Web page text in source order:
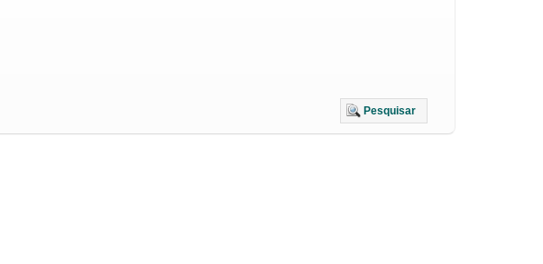
Pesquisar